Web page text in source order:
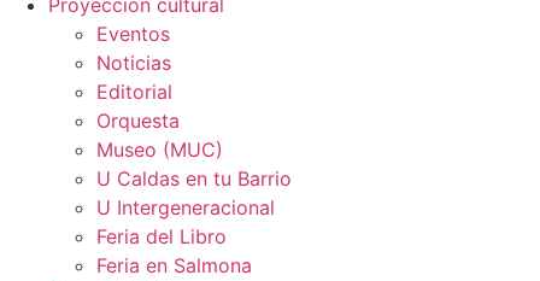
Proyección cultural
Eventos
Noticias
Editorial
Orquesta
Museo (MUC)
U Caldas en tu Barrio
U Intergeneracional
Feria del Libro
Feria en Salmona